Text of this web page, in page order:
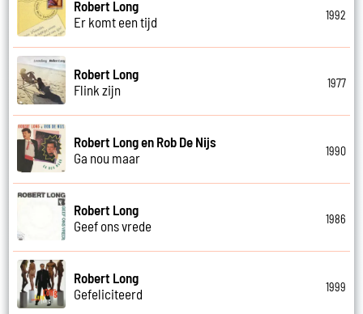
Robert Long
Er komt een tijd
1992
Robert Long
Flink zijn
1977
Robert Long en Rob De Nijs
Ga nou maar
1990
Robert Long
Geef ons vrede
1986
Robert Long
Gefeliciteerd
1999